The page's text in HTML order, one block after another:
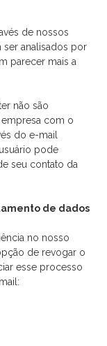
de nossos
analisados por
parecer mais a
não são
com o
do e-mail
pode
seu contato da
de dados
no nosso
de revogar o
esse processo